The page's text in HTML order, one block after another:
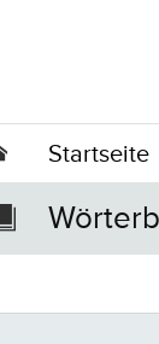
Startseite